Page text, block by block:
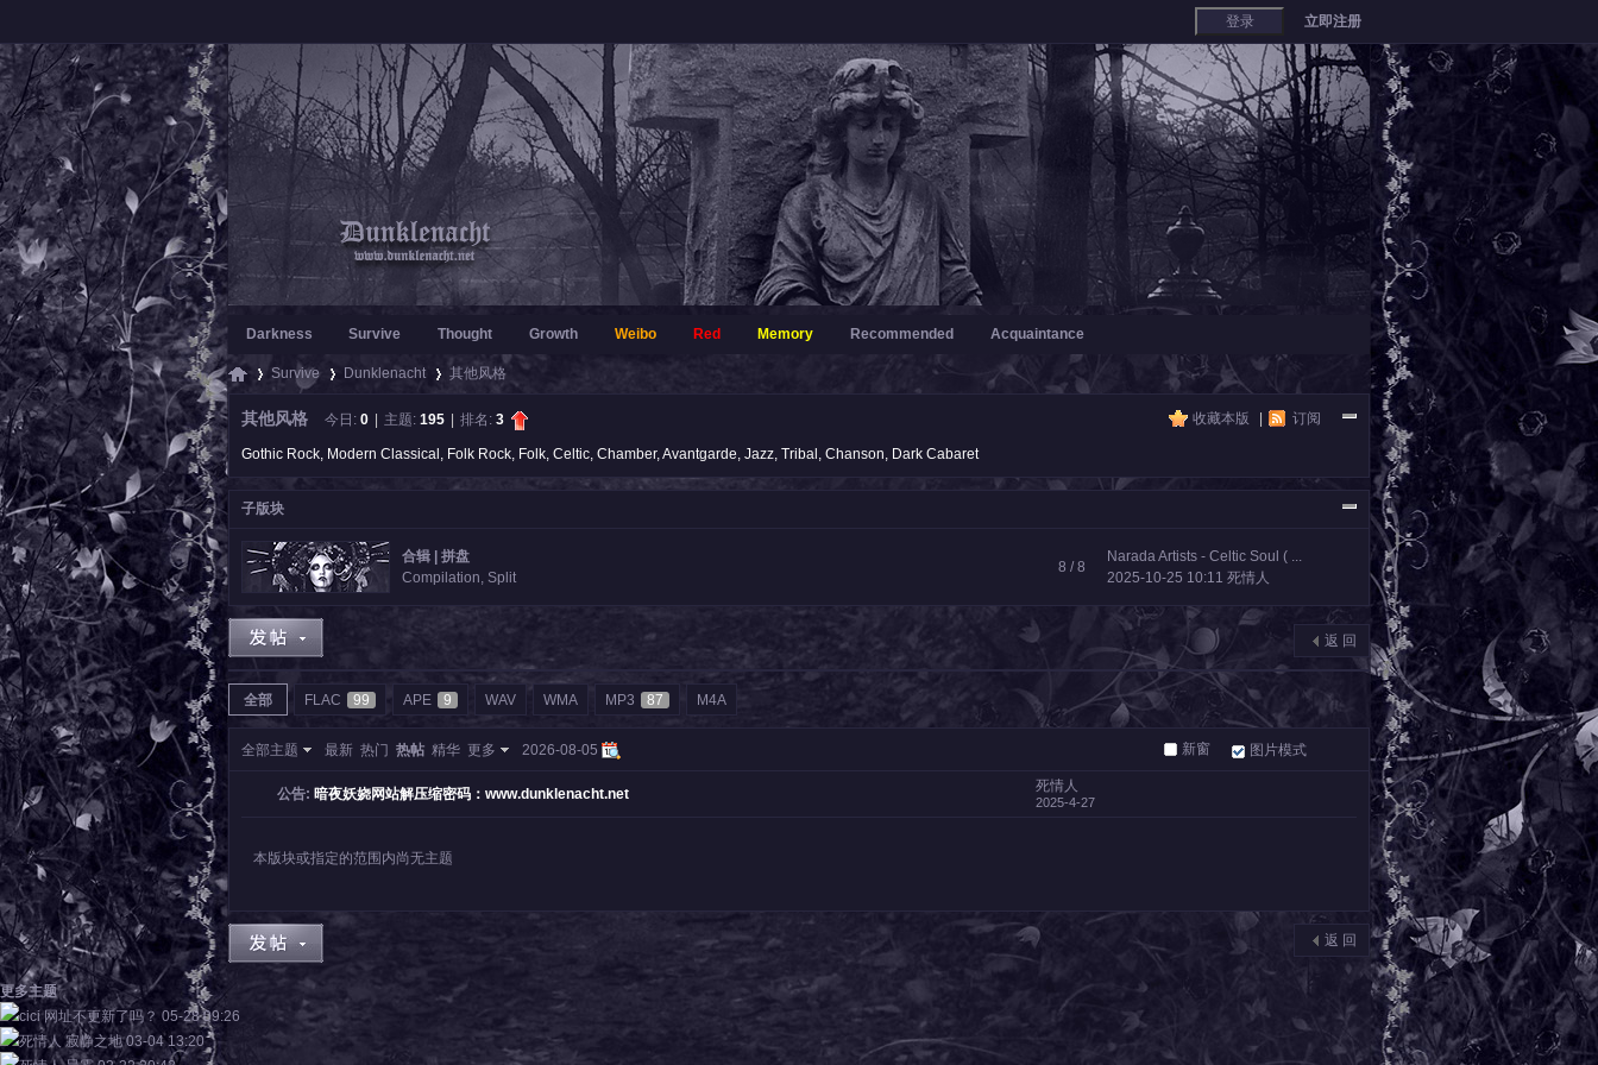
登录 立即注册
Darkness Survive Thought Growth Weibo Red Memory Recommended Acquaintance
暗
夜
Survive
›
Dunklenacht 其他风格
收藏本版 订阅
其他风格 今日: 0 主题: 195 排名: 3
Gothic Rock, Modern Classical, Folk Rock, Folk, Celtic, Chamber, Avantgarde, Jazz, Tribal, Chanson, Dark Cabaret
子版块
合辑 | 拼盘
Compilation, Split
8 / 8
Narada Artists - Celtic Soul ( ...
2025-10-25 10:11 死情人
返 回
全部 FLAC 99 APE 9 WAV WMA MP3 87 M4A
新窗
全部主题 最新 热门 热帖 精华 更多 2026-08-05 图片模式
公告: 暗夜妖娆网站解压缩密码：www.dunklenacht.net 死情人
2025-4-27
本版块或指定的范围内尚无主题
返 回
更多主题
cici网址不更新了吗？ 05-28 09:26
死情人寂静之地 03-04 13:20